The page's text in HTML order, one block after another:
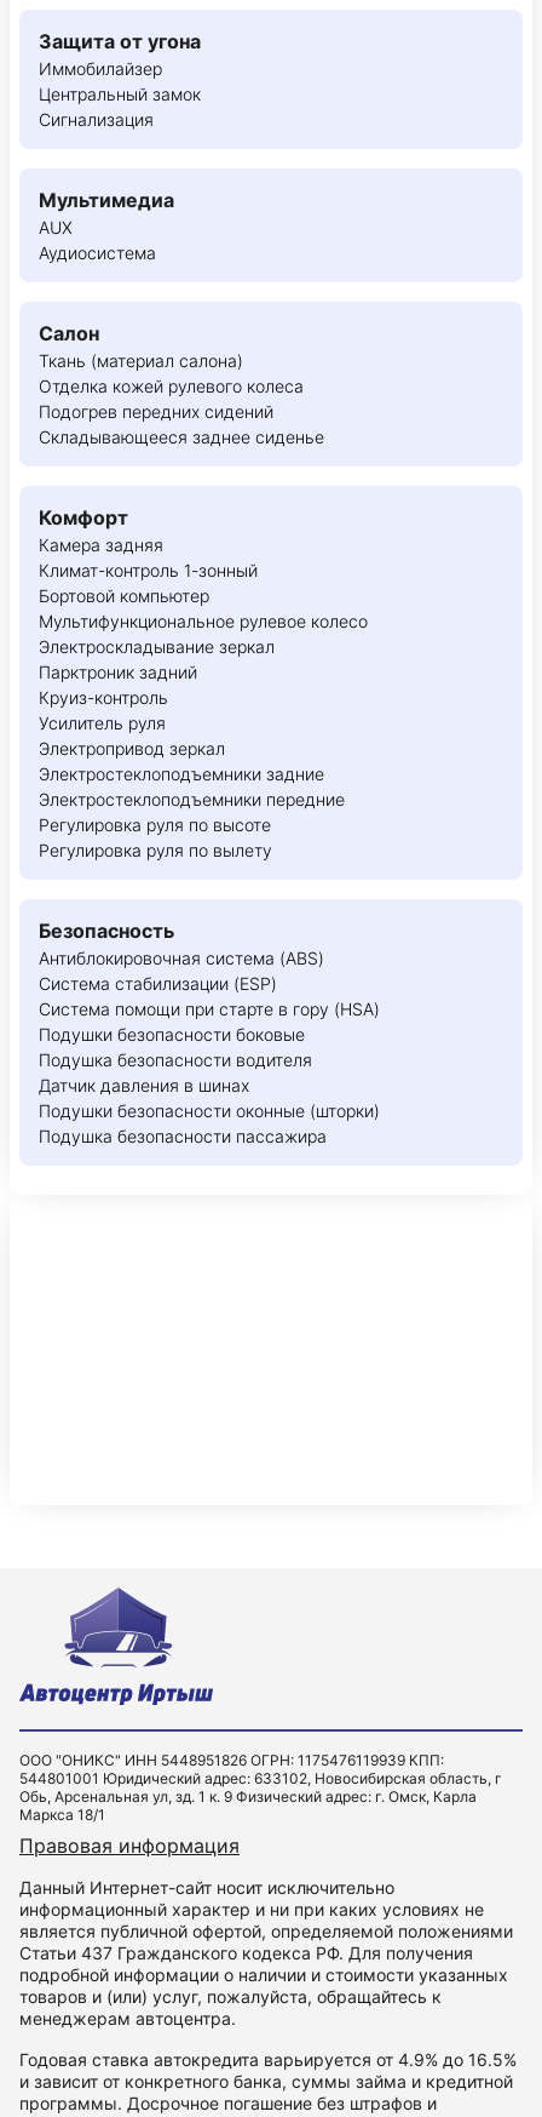
Защита от угона
Иммобилайзер
Центральный замок
Сигнализация
Мультимедиа
AUX
Аудиосистема
Салон
Ткань (материал салона)
Отделка кожей рулевого колеса
Подогрев передних сидений
Складывающееся заднее сиденье
Комфорт
Камера задняя
Климат-контроль 1-зонный
Бортовой компьютер
Мультифункциональное рулевое колесо
Электроскладывание зеркал
Парктроник задний
Круиз-контроль
Усилитель руля
Электропривод зеркал
Электростеклоподъемники задние
Электростеклоподъемники передние
Регулировка руля по высоте
Регулировка руля по вылету
Безопасность
Антиблокировочная система (ABS)
Система стабилизации (ESP)
Система помощи при старте в гору (HSA)
Подушки безопасности боковые
Подушка безопасности водителя
Датчик давления в шинах
Подушки безопасности оконные (шторки)
Подушка безопасности пассажира
ООО "ОНИКС" ИНН 5448951826 ОГРН: 1175476119939 КПП:
544801001 Юридический адрес: 633102, Новосибирская область, г
Обь, Арсенальная ул, зд. 1 к. 9 Физический адрес: г. Омск, Карла
Маркса 18/1
Правовая информация
Данный Интернет-сайт носит исключительно
информационный характер и ни при каких условиях не
является публичной офертой, определяемой положениями
Статьи 437 Гражданского кодекса РФ. Для получения
подробной информации о наличии и стоимости указанных
товаров и (или) услуг, пожалуйста, обращайтесь к
менеджерам автоцентра.
Годовая ставка автокредита варьируется от 4.9% до 16.5%
и зависит от конкретного банка, суммы займа и кредитной
программы. Досрочное погашение без штрафов и